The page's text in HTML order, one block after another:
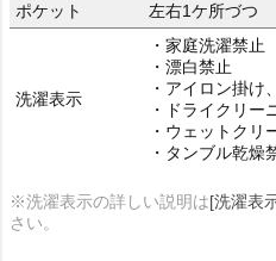
ポケット
左右1ケ所づつ
洗濯表示
・家庭洗濯禁止
・漂白禁止
・アイロン掛け
・ドライクリー
・ウェットクリ
・タンブル乾燥
※洗濯表示の詳しい説明は[洗濯表
さい。